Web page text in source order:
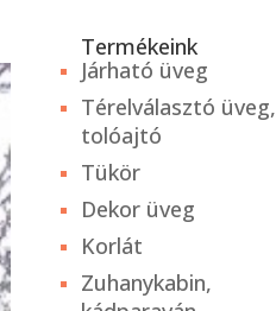
Termékeink
Járható üveg
Térelválasztó üveg,
tolóajtó
Tükör
Dekor üveg
Korlát
Zuhanykabin,